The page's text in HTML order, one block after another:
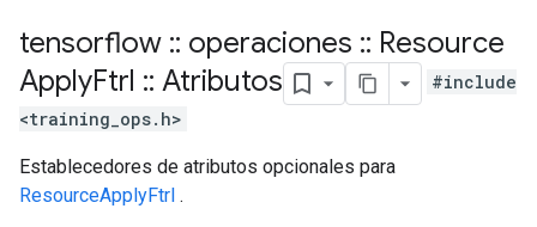
tensorflow :: operaciones :: Resource
ApplyFtrl :: Atributos
#include
<training_ops.h>
Establecedores de atributos opcionales para
ResourceApplyFtrl .